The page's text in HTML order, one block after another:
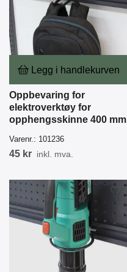
Legg i handlekurven
Oppbevaring for
elektroverktøy for
opphengsskinne 400 mm
Varenr.: 101236
45 kr inkl. mva.